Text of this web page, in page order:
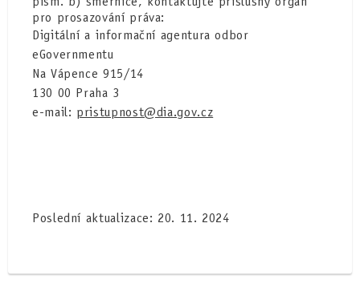
pro prosazování práva:
Digitální a informační agentura odbor
eGovernmentu
Na Vápence 915/14
130 00 Praha 3
e-mail: pristupnost@dia.gov.cz
Poslední aktualizace: 20. 11. 2024